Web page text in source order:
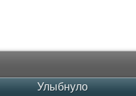
Улыбнуло